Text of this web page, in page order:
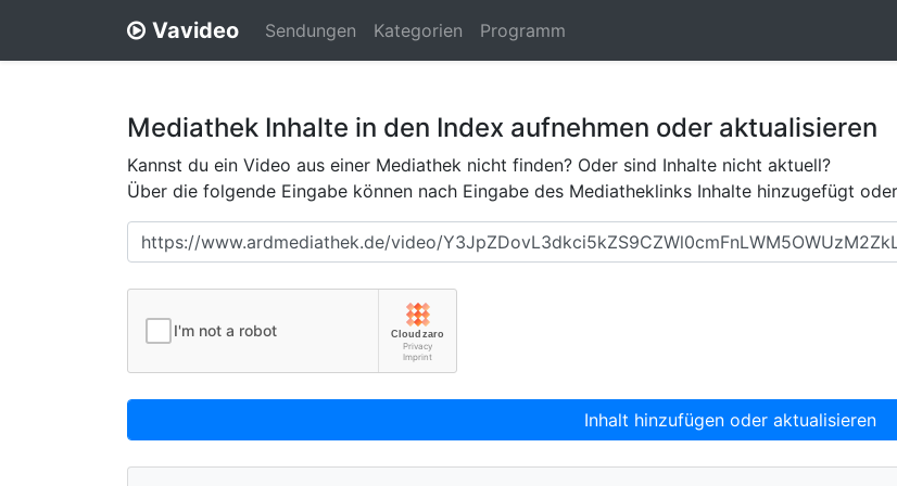
Vavideo Sendungen Kategorien Programm
Mediathek Inhalte in den Index aufnehmen oder aktualisieren
Kannst du ein Video aus einer Mediathek nicht finden? Oder sind Inhalte nicht aktuell?
Über die folgende Eingabe können nach Eingabe des Mediatheklinks Inhalte hinzugefügt
Inhalt hinzufügen oder aktualisieren